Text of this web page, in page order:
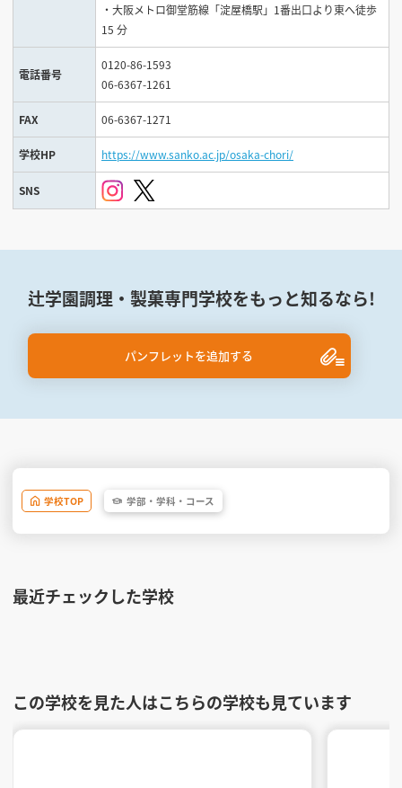
・大阪メトロ御堂筋線「淀屋橋駅」1番出口より東へ徒歩
15 分
電話番号
0120-86-1593
06-6367-1261
FAX 06-6367-1271
学校HP https://www.sanko.ac.jp/osaka-chori/
SNS
辻学園調理・製菓専門学校をもっと知るなら!
パンフレットを追加する
学校TOP 学部・ 学科・ コース
最近チェックした学校
この学校を見た人はこちらの学校も見ています